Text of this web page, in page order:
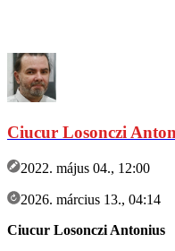
Ciucur Losonczi
2022. május 04., 12:00
2026. március 13., 04:14
Ciucur Losonczi Antonius